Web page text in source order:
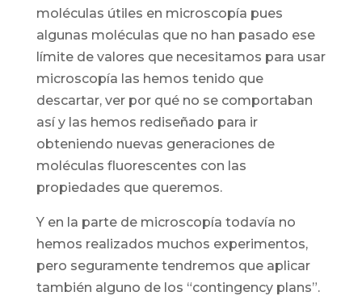
moléculas útiles en microscopía pues
algunas moléculas que no han pasado ese
límite de valores que necesitamos para usar
microscopía las hemos tenido que
descartar, ver por qué no se comportaban
así y las hemos rediseñado para ir
obteniendo nuevas generaciones de
moléculas fluorescentes con las
propiedades que queremos.
Y en la parte de microscopía todavía no
hemos realizados muchos experimentos,
pero seguramente tendremos que aplicar
también alguno de los “contingency plans”.